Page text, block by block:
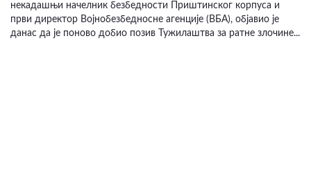
некадашњи начелник безбедности Приштинског корпуса и
први директор Војнобезбедносне агенције (ВБА), објавио је
данас да је поново добио позив Тужилаштва за ратне злочине...